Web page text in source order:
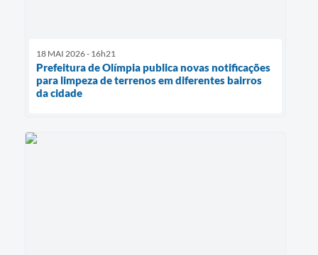
18 MAI 2026 - 16h21
Prefeitura de Olímpia publica novas notificações
para limpeza de terrenos em diferentes bairros
da cidade